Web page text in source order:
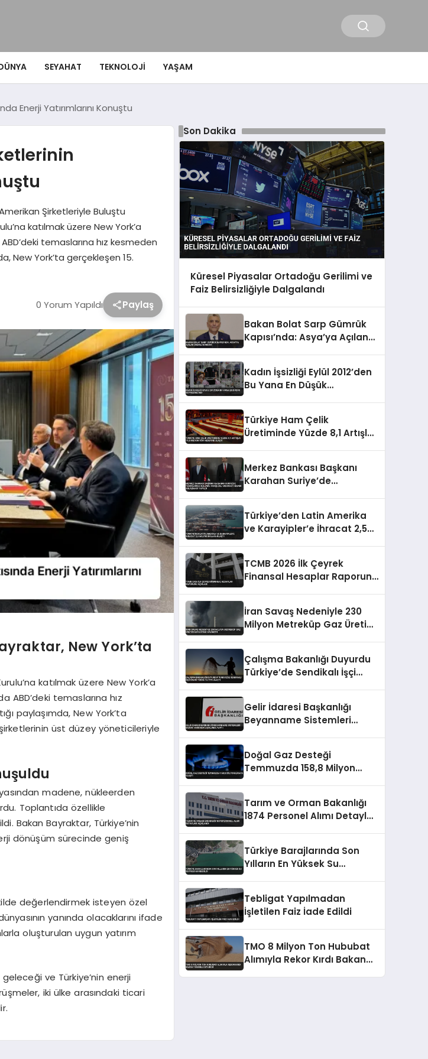
SEYAHAT TEKNOLOJI YAŞAM
Enerji Yatırımlarını Konuştu
Şirketleriyle Buluştu
katılmak üzere New York’a
temaslarına hız kesmeden
New York’ta gerçekleşen 15.
0 Yorum Yapıldı Paylaş
New York’ta
katılmak üzere New York’a
ABD’deki temaslarına hız
paylaşımda, New York’ta
üst düzey yöneticileriyle
madene, nükleerden
Toplantıda özellikle
Bakan Bayraktar, Türkiye’nin
dönüşüm sürecinde geniş
değerlendirmek isteyen özel
yanında olacaklarını ifade
oluşturulan uygun yatırım
ve Türkiye’nin enerji
iki ülke arasındaki ticari
Son Dakika
Küresel Piyasalar Ortadoğu Gerilimi ve
Faiz Belirsizliğiyle Dalgalandı
Bakan Bolat Sarp Gümrük
Kapısı’nda: Asya’ya Açılan
Kadın İşsizliği Eylül 2012’den
Bu Yana En Düşük
Türkiye Ham Çelik
Üretiminde Yüzde 8,1 Artışla
Merkez Bankası Başkanı
Karahan Suriye’de
Anlaşması Yapıldı
Türkiye’den Latin Amerika
ve Karayipler’e İhracat 2,5
TCMB 2026 İlk Çeyrek
Finansal Hesaplar Raporunu
İran Savaş Nedeniyle 230
Milyon Metreküp Gaz Üretim
Çalışma Bakanlığı Duyurdu
Türkiye’de Sendikalı İşçi
Gelir İdaresi Başkanlığı
Beyanname Sistemleri
Doğal Gaz Desteği
Temmuzda 158,8 Milyon
Tarım ve Orman Bakanlığı
1874 Personel Alımı Detayları
Türkiye Barajlarında Son
Yılların En Yüksek Su
Tebligat Yapılmadan
İşletilen Faiz İade Edildi
TMO 8 Milyon Ton Hububat
Alımıyla Rekor Kırdı Bakan